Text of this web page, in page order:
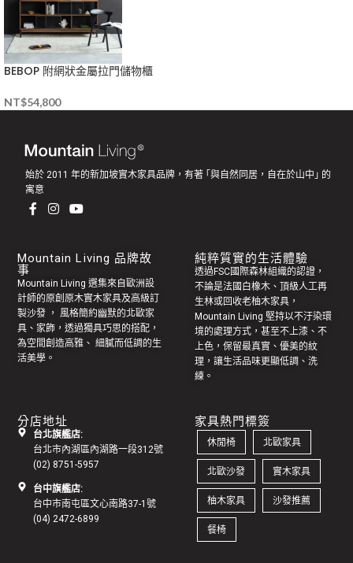
BEBOP 附網狀金屬拉門儲物櫃
NT$54,800
始於 2011 年的新加坡實木家具品牌，有著 ｢與自然同居，自在於山中｣ 的
寓意
Mountain Living 品牌故
事
Mountain Living 選集來自歐洲設
計師的原創 原木實木家具及高級訂
製沙發 ， 風格簡約幽默的北歐家
具 、家飾，透過獨具巧思的搭配，
為空間創造高雅、 細膩而低調的生
活美學。
純粹質實的生活體驗
透過FSC國際森林組織的認證，
不論是法國白橡木、頂級人工再
生林或回收老柚木家具 ，
Mountain Living 堅持以不汙染環
境的處理方式，甚至不上漆、不
上色，保留最真實、優美的紋
理，讓生活品味更顯低調、洗
練。
分店地址
台北旗艦店:
台北市內湖區內湖路一段312號
(02) 8751-5957
台中旗艦店:
台中市南屯區文心南路37-1號
(04) 2472-6899
家具熱門標簽
休閒椅 北歐家具
北歐沙發 實木家具
柚木家具 沙發推薦
餐椅